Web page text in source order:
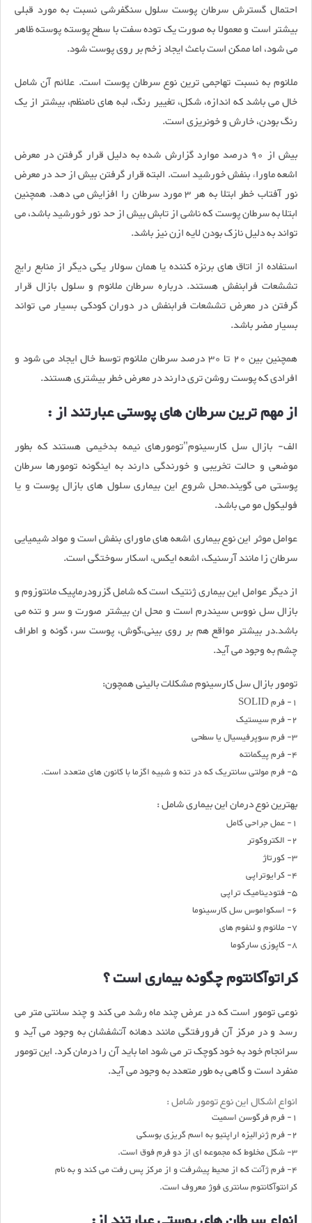
احتمال گسترش سرطان پوست سلول سنگفرشی نسبت به مورد قبلی
بیشتر است و معمولا به صورت یک توده سفت با سطح پوسته پوسته ظاهر
می شود، اما ممکن است باعث ایجاد زخم بر روی پوست شود.
ملانوم به نسبت تهاجمی ترین نوع سرطان پوست است. علائم آن شامل
خال می باشد که اندازه، شکل، تغییر رنگ، لبه های نامنظم، بیشتر از یک
رنگ بودن، خارش و خونریزی است.
بیش از 90 درصد موارد گزارش شده به دلیل قرار گرفتن در معرض
اشعه ماوراء بنفش خورشید است. البته قرار گرفتن بیش از حد در معرض
نور آفتاب خطر ابتلا به هر 3 مورد سرطان را افزایش می دهد. همچنین
ابتلا به سرطان پوست که ناشی از تابش بیش از حد نور خورشید باشد، می
تواند به دلیل نازک بودن لایه ازن نیز باشد.
استفاده از اتاق های برنزه کننده یا همان سولار یکی دیگر از منابع رایج
تششعات فرابنفش هستند. درباره سرطان ملانوم و سلول بازال قرار
گرفتن در معرض تششعات فرابنفش در دوران کودکی بسیار می تواند
بسیار مضر باشد.
همچنین بین 20 تا 30 درصد سرطان ملانوم توسط خال ایجاد می شود و
افرادی که پوست روشن تری دارند در معرض خطر بیشتری هستند.
از مهم ترین سرطان های پوستی عبارتند از :
الف- بازال سل کارسینوم"تومورهای نیمه بدخیمی هستند که بطور
موضعی و حالت تخریبی و خورندگی دارند به اینگونه تومورها سرطان
پوستی می گویند.محل شروع این بیماری سلول های بازال پوست و یا
فولیکول مو می باشد.
عوامل موثر این نوع بیماری اشعه های ماورای بنفش است و مواد شیمیایی
سرطان زا مانند آرسنیک، اشعه ایکس، اسکار سوختگی است.
از دیگر عوامل این بیماری ژنتیک است که شامل گزرودرماپیک مانتوزوم و
بازال سل نووس سیندرم است و محل ان بیشتر صورت و سر و تنه می
باشد.در بیشتر مواقع هم بر روی بینی،گوش، پوست سر، گونه و اطراف
چشم به وجود می آید.
تومور بازال سل کارسینوم مشکلات بالینی همچون:
1- فرم SOLID
2- فرم سیستیک
3- فرم سوپرفیسیال یا سطحی
4- فرم پیگمانته
5- فرم مولتی سانتریک که در تنه و شبیه اگزما با کانون های متعدد است.
بهترین نوع درمان این بیماری شامل :
1- عمل جراحی کامل
2- الکتروکوتر
3- کورتاژ
4- کرایوتراپی
5- فتودینامیک تراپی
6- اسکواموس سل کارسینوما
7- ملانوم و لنفوم های
8- کاپوزی سارکوما
کراتوآکانتوم چگونه بیماری است ؟
نوعی تومور است که در عرض چند ماه رشد می کند و چند سانتی متر می
رسد و در مرکز آن فرورفتگی مانند دهانه آتشفشان به وجود می آید و
سرانجام خود به خود کوچک تر می شود اما باید آن را درمان کرد. این تومور
منفرد است و گاهی به طور متعدد به وجود می آید.
انواع اشکال این نوع تومور شامل :
1- فرم فرگوسن اسمیت
2- فرم ژنرالیزه اراپتیو به اسم گریزی بوسکی
3- شکل مخلوط که مجموعه ای از دو فرم فوق است.
4- فرم ژآنت که از محیط پیشرفت و از مرکز پس رفت می کند و به نام
کرانتوآکانتوم سانتری فوژ معروف است.